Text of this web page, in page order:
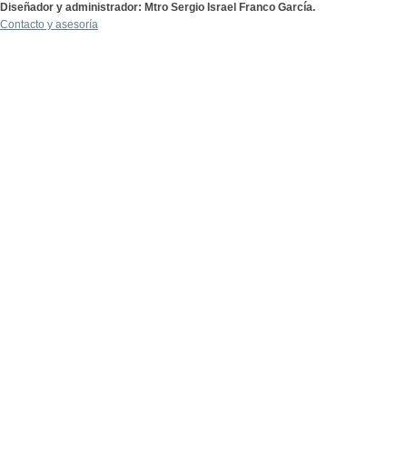
Diseñador y administrador: Mtro Sergio Israel Franco García.
Contacto y asesoría